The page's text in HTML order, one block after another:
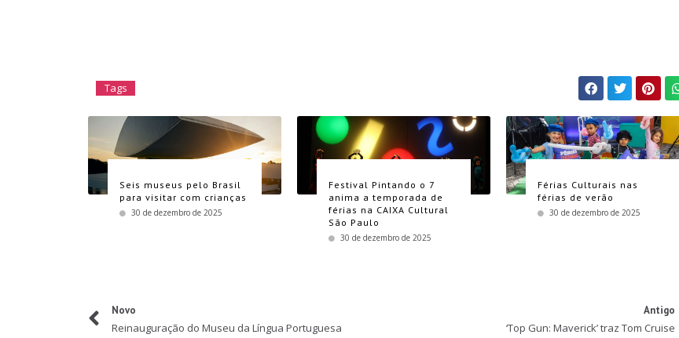
Tags
Seis museus pelo Brasil
para visitar com crianças
30 de dezembro de 2025
Festival Pintando o 7
anima a temporada de
férias na CAIXA Cultural
São Paulo
30 de dezembro de 2025
Férias Culturais nas
férias de verão
30 de dezembro de 2025
Novo
Reinauguração do Museu da Língua Portuguesa
Antigo
‘Top Gun: Maverick’ traz Tom Cruise